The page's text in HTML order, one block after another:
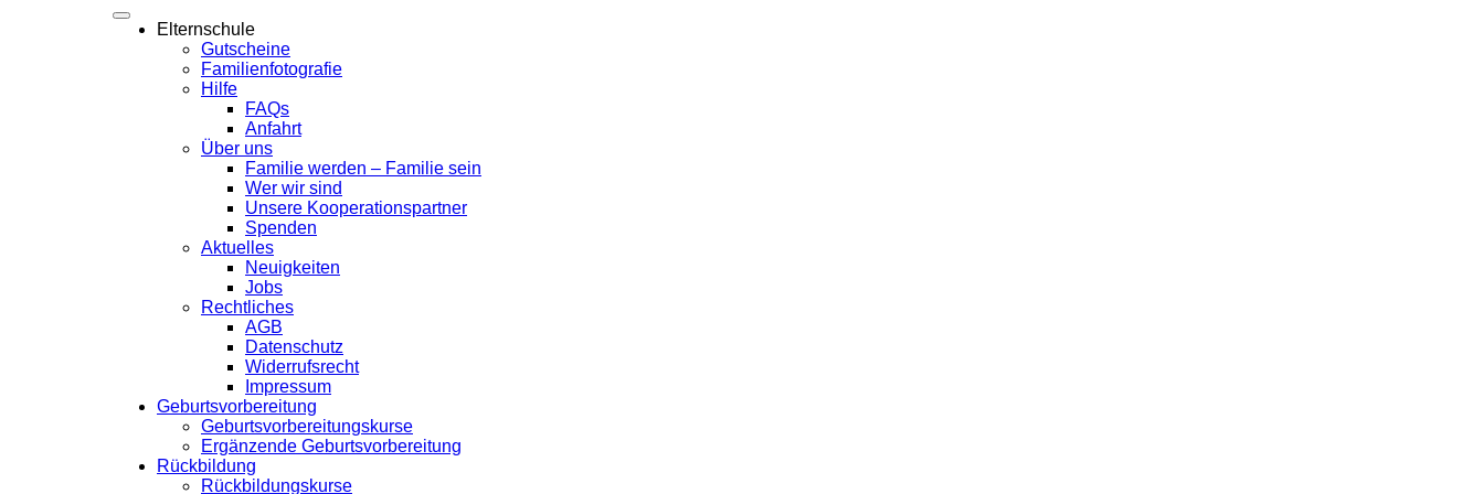
Elternschule
Gutscheine
Familienfotografie
Hilfe
FAQs
Anfahrt
Über uns
Familie werden – Familie sein
Wer wir sind
Unsere Kooperationspartner
Spenden
Aktuelles
Neuigkeiten
Jobs
Rechtliches
AGB
Datenschutz
Widerrufsrecht
Impressum
Geburtsvorbereitung
Geburtsvorbereitungskurse
Ergänzende Geburtsvorbereitung
Rückbildung
Rückbildungskurse